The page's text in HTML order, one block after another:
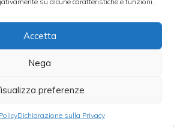
Accetta
Nega
preferenze
Dichiarazione sulla Privacy
vodka